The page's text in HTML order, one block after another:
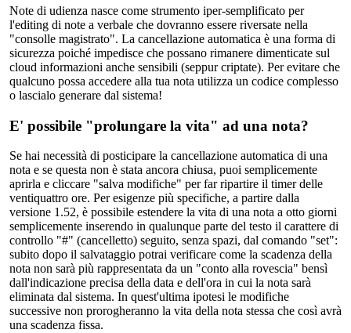
Note di udienza nasce come strumento iper-semplificato per
l'editing di note a verbale che dovranno essere riversate nella
"consolle magistrato". La cancellazione automatica è una forma di
sicurezza poiché impedisce che possano rimanere dimenticate sul
cloud informazioni anche sensibili (seppur criptate). Per evitare che
qualcuno possa accedere alla tua nota utilizza un codice complesso
o lascialo generare dal sistema!
E' possibile "prolungare la vita" ad una nota?
Se hai necessità di posticipare la cancellazione automatica di una
nota e se questa non è stata ancora chiusa, puoi semplicemente
aprirla e cliccare "salva modifiche" per far ripartire il timer delle
ventiquattro ore. Per esigenze più specifiche, a partire dalla
versione 1.52, è possibile estendere la vita di una nota a otto giorni
semplicemente inserendo in qualunque parte del testo il carattere di
controllo "#" (cancelletto) seguito, senza spazi, dal comando "set":
subito dopo il salvataggio potrai verificare come la scadenza della
nota non sarà più rappresentata da un "conto alla rovescia" bensì
dall'indicazione precisa della data e dell'ora in cui la nota sarà
eliminata dal sistema. In quest'ultima ipotesi le modifiche
successive non prorogheranno la vita della nota stessa che così avrà
una scadenza fissa.